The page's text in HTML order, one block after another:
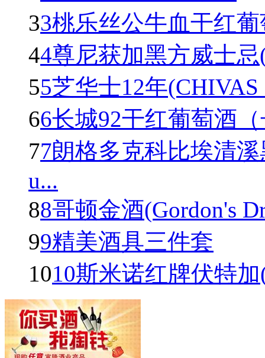
33桃乐丝公牛血干红葡
44尊尼获加黑方威士忌
55芝华士12年
66长城92干红葡萄酒
77朗格多克科比埃清
u...
88哥顿金酒(Gordon's
99精美酒具三件套
1010斯米诺红牌伏特